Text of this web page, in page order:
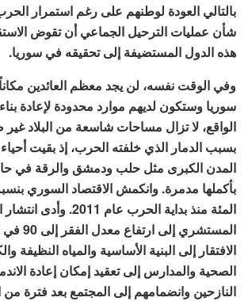
بالتالي العودة لوطنهم على رغم استمرار
شأن عمليات الترحيل الجماعي أن تقوض
هذه الدول المستضيفة إلى تحقيقه في سوريا.
وفي الوقت نفسه، لن يجد معظم العائدين
سوريا وستكون لديهم موارد محدودة لإعادة
الواقع، لا تزال مساحات شاسعة من البلاد
بسبب الدمار الذي خلفته الحرب، إذ بقيت
المدن الكبرى مثل حلب ودمشق والرقة في
المئة منذ بداية الحرب عام
المستشري
الافتقار إلى البنية الأساسية والمياه النظيفة
الصحية والمدارس إلى تعقيد إمكان إعادة
النازحين وانضمامهم إلى المجتمع بعد فترة